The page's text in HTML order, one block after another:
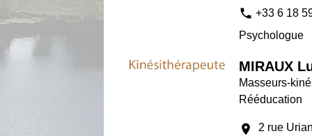
phone +33 6 18
Psychologue
MIRAUX
Masseurs-
Rééducation
location_on 2 rue